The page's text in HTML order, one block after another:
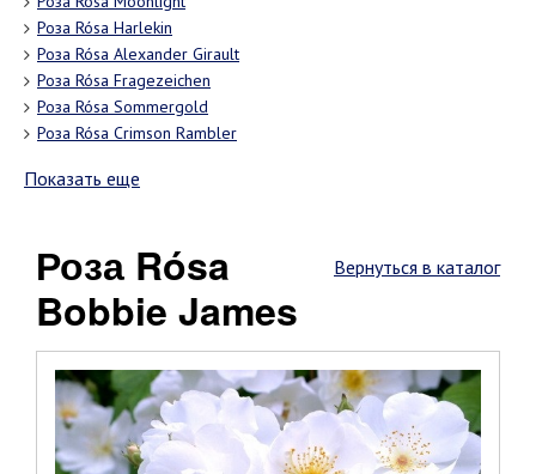
Роза Rósa Harlekin
Роза Rósa Alexander Girault
Роза Rósa Fragezeichen
Роза Rósa Sommergold
Роза Rósa Crimson Rambler
Показать еще
Вернуться в каталог
Роза Rósa
Bobbie James